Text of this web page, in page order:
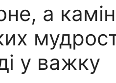
а
у важку